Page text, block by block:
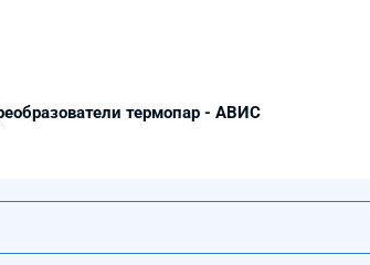
термопар - АВИС